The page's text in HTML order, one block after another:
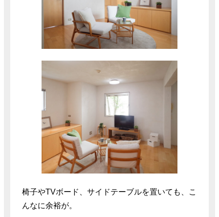
椅子やTVボード、サイドテーブルを置いても、こ
んなに余裕が。